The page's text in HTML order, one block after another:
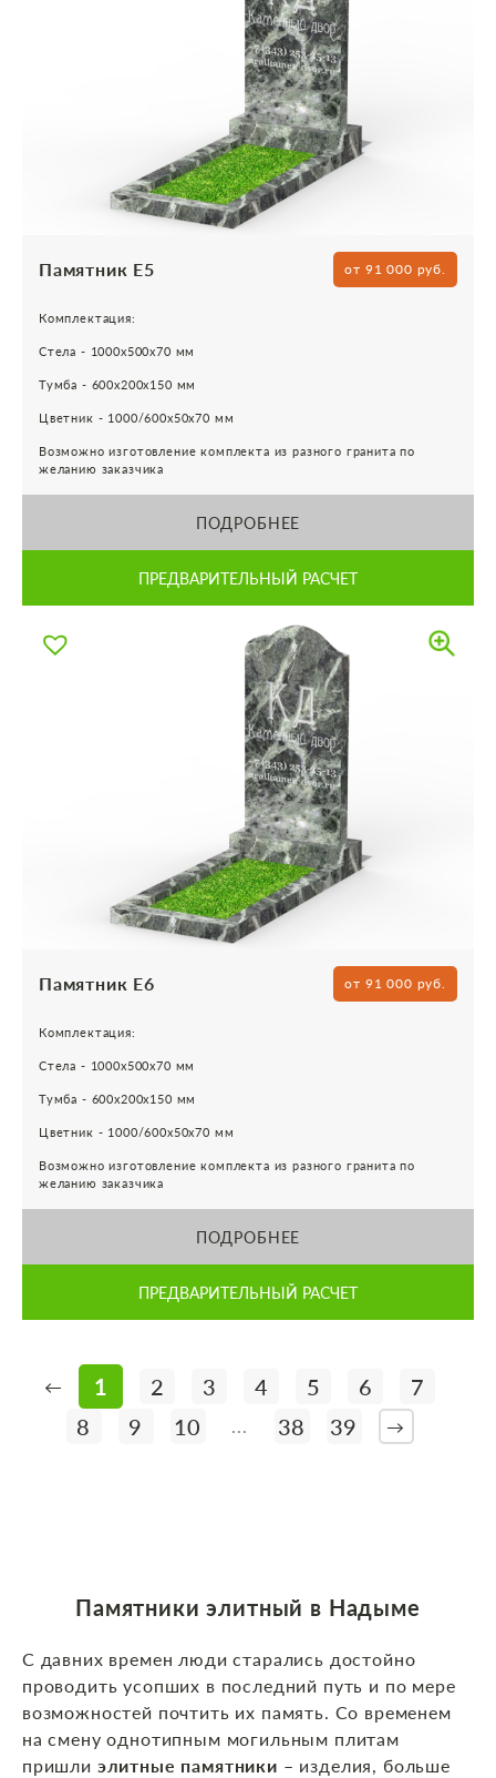
Памятник Е5 от 91 000 руб.
Комплектация:
Стела - 1000х500х70 мм
Тумба - 600х200х150 мм
Цветник - 1000/600х50х70 мм
Возможно изготовление комплекта из разного гранита по
желанию заказчика
ПОДРОБНЕЕ
ПРЕДВАРИТЕЛЬНЫЙ РАСЧЕТ
Памятник Е6 от 91 000 руб.
Комплектация:
Стела - 1000х500х70 мм
Тумба - 600х200х150 мм
Цветник - 1000/600х50х70 мм
Возможно изготовление комплекта из разного гранита по
желанию заказчика
ПОДРОБНЕЕ
ПРЕДВАРИТЕЛЬНЫЙ РАСЧЕТ
← 1 2 3 4 5 6
7
8
9 10 ... 38 39 →
Памятники элитный в Надыме
С давних времен люди старались достойно
проводить усопших в последний путь и по мере
возможностей почтить их память. Со временем
на смену однотипным могильным плитам
пришли элитные памятники – изделия, больше